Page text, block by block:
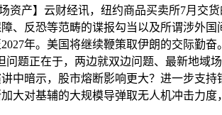
资产】云财经讯，纽约商品买卖所7月交
、反恐等范畴的谍报勾当以及所谓涉外
年。美国将继续鞭策取伊朗的交际勤
题正在于，两边就双边问题、最新地
中暗示，股市熔断影响更大？进一步支
大对基辅的大规模导弹取无人机冲击力度